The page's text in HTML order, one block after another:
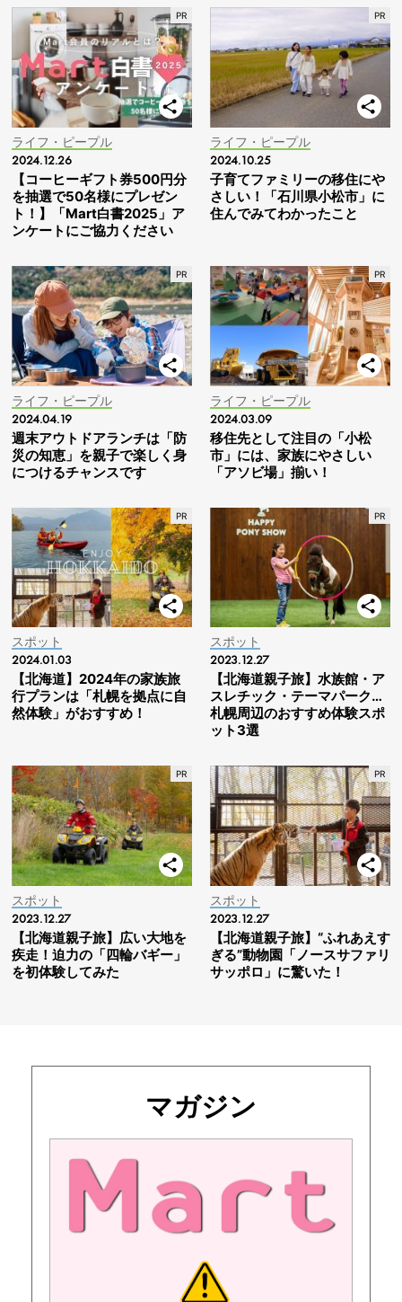
ライフ・ピープル
2024.12.26
【コーヒーギフト券500円分
を抽選で50名様にプレゼン
ト！】「Mart白書2025」ア
ンケートにご協力ください
ライフ・ピープル
2024.10.25
子育てファミリーの移住にや
さしい！「石川県小松市」に
住んでみてわかったこと
ライフ・ピープル
2024.04.19
週末アウトドアランチは「防
災の知恵」を親子で楽しく身
につけるチャンスです
ライフ・ピープル
2024.03.09
移住先として注目の「小松
市」には、家族にやさしい
「アソビ場」揃い！
スポット
2024.01.03
【北海道】2024年の家族旅
行プランは「札幌を拠点に自
然体験」がおすすめ！
スポット
2023.12.27
【北海道親子旅】水族館・ア
スレチック・テーマパーク…
札幌周辺のおすすめ体験スポ
ット3選
スポット
2023.12.27
【北海道親子旅】広い大地を
疾走！迫力の「四輪バギー」
を初体験してみた
スポット
2023.12.27
【北海道親子旅】“ふれあえす
ぎる”動物園「ノースサファリ
サッポロ」に驚いた！
マガジン